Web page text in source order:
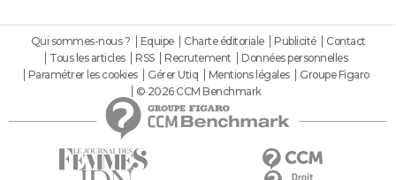
Qui sommes-nous ? Equipe Charte éditoriale Publicité
Contact
Tous les articles
RSS Recrutement
Données personnelles
Paramétrer les cookies
Gérer Utiq Mentions légales
Groupe Figaro
© 2026 CCM Benchmark